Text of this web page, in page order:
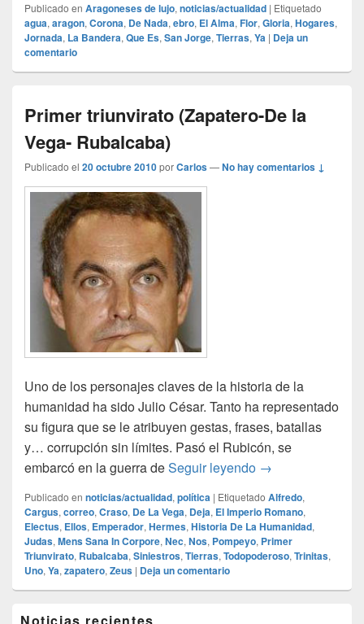
Publicado en Aragoneses de lujo, noticias/actualidad | Etiquetado
agua, aragon, Corona, De Nada, ebro, El Alma, Flor, Gloria, Hogares,
Jornada, La Bandera, Que Es, San Jorge, Tierras, Ya | Deja un
comentario
Primer triunvirato (Zapatero-De la
Vega- Rubalcaba)
Publicado el 20 octubre 2010porCarlos—No hay comentarios ↓
Uno de los personajes claves de la historia de la
humanidad ha sido Julio César. Tanto ha representado
su figura que se le atribuyen gestas, frases, batallas
y… corrupción sin límites. Pasó el Rubicón, se
embarcó en la guerra deSeguir leyendo Primer triunvirato
→
Publicado en noticias/actualidad, política | Etiquetado Alfredo,
Cargus, correo, Craso, De La Vega, Deja, El Imperio Romano,
Electus, Ellos, Emperador, Hermes, Historia De La Humanidad,
Judas, Mens Sana In Corpore, Nec, Nos, Pompeyo, Primer
Triunvirato, Rubalcaba, Siniestros, Tierras, Todopoderoso, Trinitas,
Uno, Ya, zapatero, Zeus | Deja un comentario